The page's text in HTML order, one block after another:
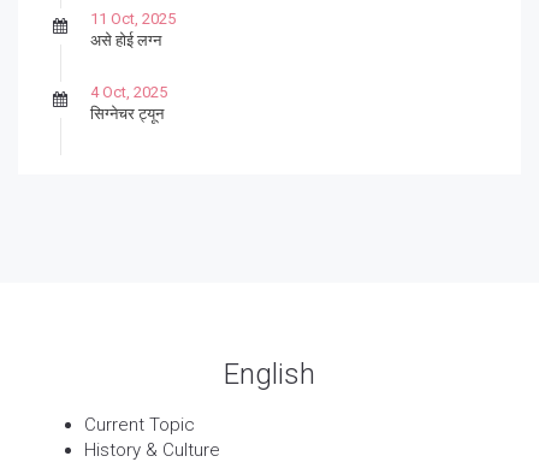
11 Oct, 2025
असे होई लग्न
4 Oct, 2025
सिग्नेचर ट्यून
English
Current Topic
History & Culture